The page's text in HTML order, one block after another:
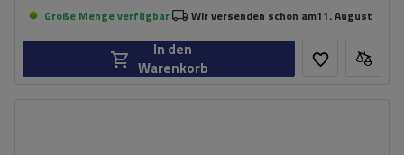
Große Menge verfügbar
Wir versenden schon am11. August
In den
Warenkorb